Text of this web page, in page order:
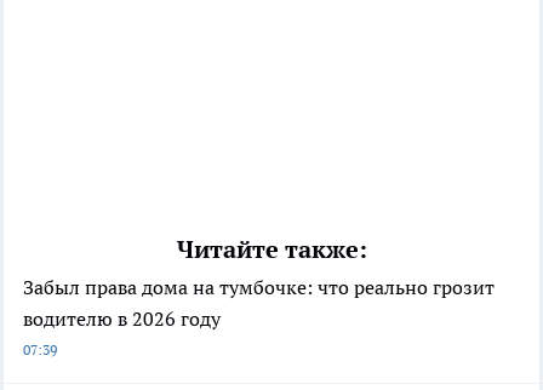
Читайте также:
Забыл права дома на тумбочке: что реально грозит
водителю в 2026 году
07:39